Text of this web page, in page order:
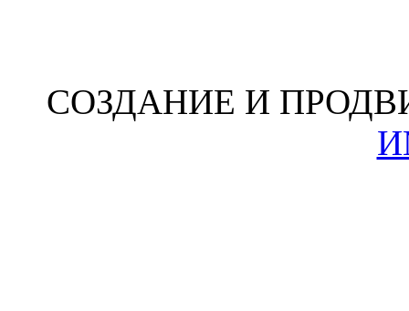
СОЗДАНИЕ И